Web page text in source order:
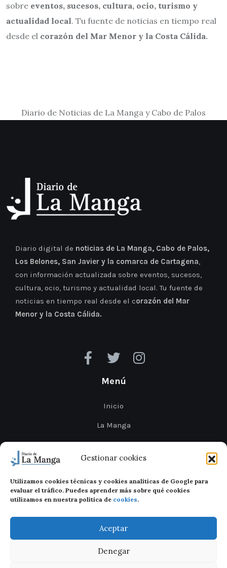
Gestionar cookies
Utilizamos cookies técnicas y cookies analíticas de Google para
evaluar el tráfico. Puedes aprender más sobre qué cookies
utilizamos en nuestra política de cookies.
Aceptar
Denegar
sobre eventos, sucesos, cultura, ocio, turismo y
actualidad local. Tu fuente de noticias en tiempo real
desde el corazón del Mar Menor y la Costa Cálida.
Diario de Noticias de La Manga y Cabo de Palos
Diario digital de noticias de La Manga, Cabo de Palos,
Los Belones, San Javier y la comarca de Cartagena,
con información actualizada sobre eventos, sucesos,
cultura, ocio, turismo y actualidad local. Tu fuente de
noticias en tiempo real desde el corazón del Mar
Menor y la Costa Cálida.
Menú
Inicio
La Manga
Cabo de Palos
Mar Menor
Cartagena
San Javier